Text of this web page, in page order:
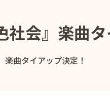
会』楽曲
曲タイアップ決定！